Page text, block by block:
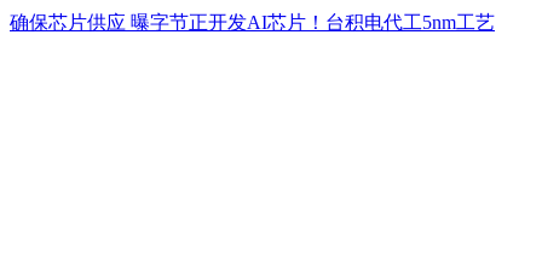
确保芯片供应 曝字节正开发AI芯片！台积电代工5nm工艺